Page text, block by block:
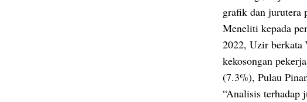
grafik dan jurutera
Meneliti kepada
2022, Uzir berkata
kekosongan
(7.3%), Pulau
“Analisis terhadap